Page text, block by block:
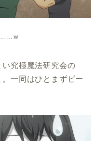
……ｗ
究極魔法研究会の
一同はひとまずビー